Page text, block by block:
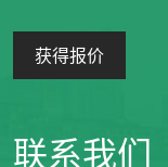
获得报价
联系我们